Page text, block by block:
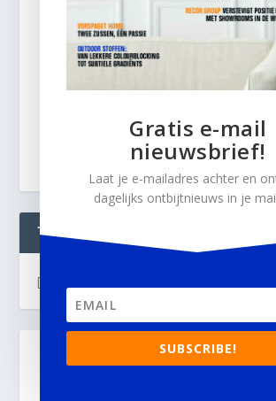
TWEETS
[custom-twitter-feeds]
Gratis e-mail
nieuwsbrief!
Laat je e-mailadres achter en
dagelijks ontbijtnieuws in je
SUBSCRIBE!